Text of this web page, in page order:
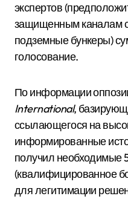
экспертов
защищенным каналам
подземные бункеры)
голосование.
По информации
International,
ссылающегося на
информированные
получил необходимые
(квалифицированное
для легитимации